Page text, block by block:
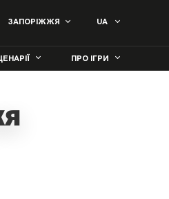
ЗАПОРІЖЖЯ UA
ПРО ІГРИ